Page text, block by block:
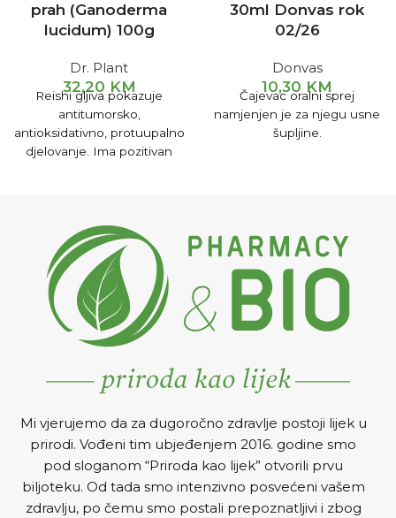
prah (Ganoderma
lucidum) 100g
Dr. Plant
32,20 KM
Reishi gljiva pokazuje
antitumorsko,
antioksidativno, protuupalno
djelovanje. Ima pozitivan
30ml Donvas rok
02/26
Donvas
10,30 KM
Čajevac oralni sprej
namjenjen je za njegu usne
šupljine.
Mi vjerujemo da za dugoročno zdravlje postoji lijek u
prirodi. Vođeni tim ubjeđenjem 2016. godine smo
pod sloganom “Priroda kao lijek” otvorili prvu
biljoteku. Od tada smo intenzivno posvećeni vašem
zdravlju, po čemu smo postali prepoznatljivi i zbog